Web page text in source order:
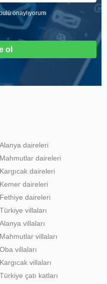
onaylıyorum
ol
Alanya daireleri
Mahmutlar daireleri
Kargıcak daireleri
Kemer daireleri
Fethiye daireleri
Türkiye villaları
Alanya villaları
Mahmutlar villaları
Oba villaları
Kargıcak villaları
Türkiye çatı katları